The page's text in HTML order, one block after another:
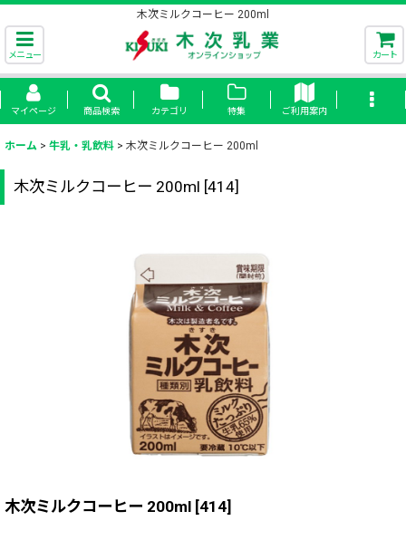
木次ミルクコーヒー 200ml
メニュー カート
マイページ 商品検索 カテゴリ 特集 ご利用案内
ホーム > 牛乳・乳飲料 > 木次ミルクコーヒー 200ml
木次ミルクコーヒー 200ml [414]
木次ミルクコーヒー 200ml [414]